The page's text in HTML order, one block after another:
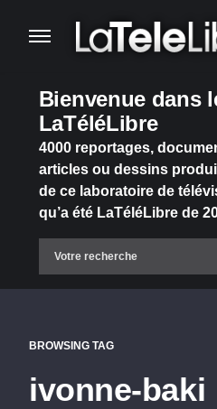
Bienvenue dans
LaTéléLibre
4000 reportages,
articles ou dessins
de ce laboratoire de
qu’a été LaTéléLibre de
BROWSING TAG
ivonne-baki